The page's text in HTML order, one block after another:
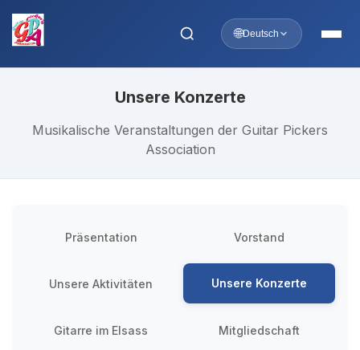
🌐Deutsch
Unsere Konzerte
Musikalische Veranstaltungen der Guitar Pickers
Association
Präsentation Vorstand
Unsere Aktivitäten Unsere Konzerte
Gitarre im Elsass Mitgliedschaft